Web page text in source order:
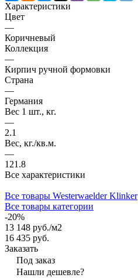
Характеристики
Цвет
—
Коричневый
Коллекция
—
Кирпич ручной формовки
Страна
—
Германия
Вес 1 шт., кг.
—
2.1
Вес, кг./кв.м.
—
121.8
Все характеристики
Все товары Westerwaelder Klinker
Все товары категории
-20%
13 148 руб./м2
16 435 руб.
Заказать
Под заказ
Нашли дешевле?